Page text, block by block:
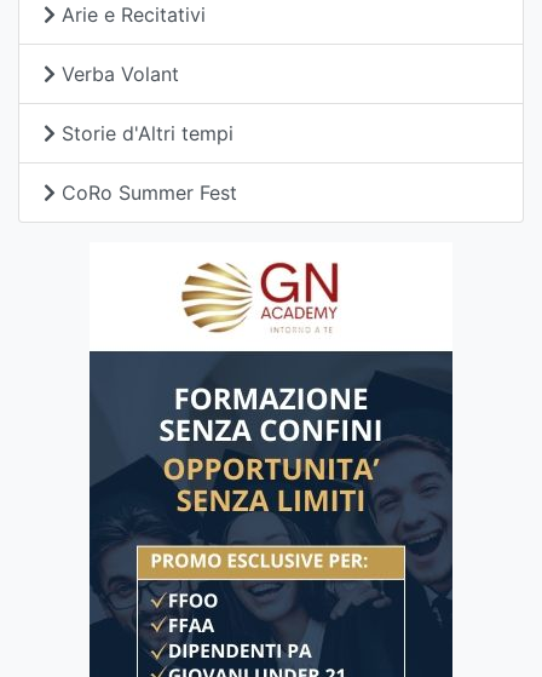
Arie e Recitativi
Verba Volant
Storie d'Altri tempi
CoRo Summer Fest